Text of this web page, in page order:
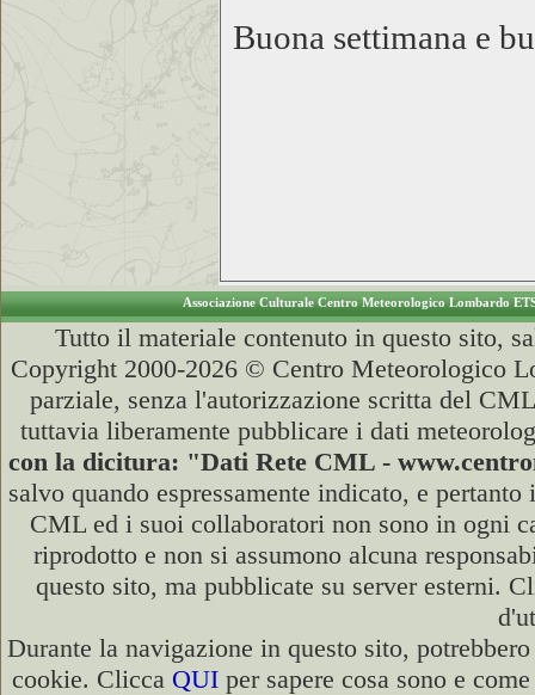
Buona settimana e
Associazione Culturale Centro Meteorologico Lombardo
Tutto il materiale contenuto in questo sito,
Copyright 2000-2026 © Centro Meteorologico
parziale, senza l'autorizzazione scritta del
tuttavia liberamente pubblicare i dati
con la dicitura: "Dati Rete CML -
salvo quando espressamente indicato, e
CML ed i suoi collaboratori non sono in ogni
riprodotto e non si assumono alcuna
questo sito, ma pubblicate su server esterni.
Durante la navigazione in questo sito,
cookie. Clicca QUI per sapere cosa sono e